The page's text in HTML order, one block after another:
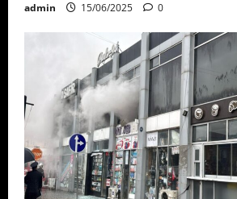
admin 15/06/2025 0